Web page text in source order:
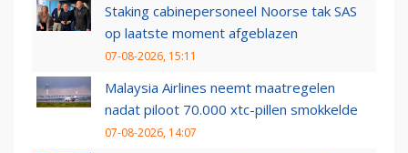
Staking cabinepersoneel Noorse tak SAS
op laatste moment afgeblazen
07-08-2026, 15:11
Malaysia Airlines neemt maatregelen
nadat piloot 70.000 xtc-pillen smokkelde
07-08-2026, 14:07